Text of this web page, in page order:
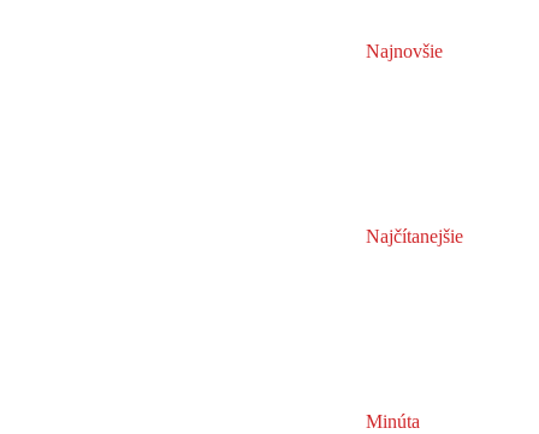
Najnovšie
Najčítanejšie
Minúta